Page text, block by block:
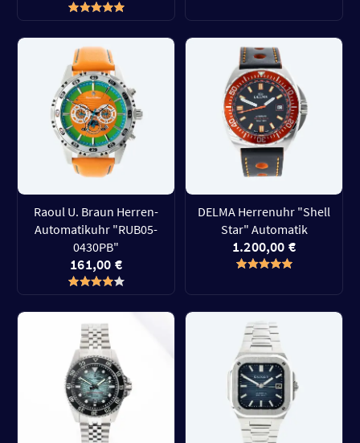
Raoul U. Braun Herren-
Automatikuhr "RUB05-
0430PB"
161,00 €
DELMA Herrenuhr "Shell
Star" Automatik
1.200,00 €